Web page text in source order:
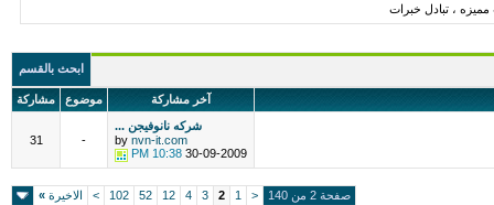
، تبادل خبرات
ابحث بالقسم
آخر مشاركة موضوع
مشاركة
شركه نانوفيجن ...
by nvn-it.com
30-09-2009
10:38 PM
-
31
صفحة 2 من 140 <
1
2
3
4
12
52
102
> الاخيرة »